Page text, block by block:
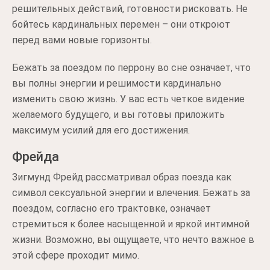
решительных действий, готовности рисковать. Не
бойтесь кардинальных перемен – они откроют
перед вами новые горизонты.
Бежать за поездом по перрону во сне означает, что
вы полны энергии и решимости кардинально
изменить свою жизнь. У вас есть четкое видение
желаемого будущего, и вы готовы приложить
максимум усилий для его достижения.
Фрейда
Зигмунд Фрейд рассматривал образ поезда как
символ сексуальной энергии и влечения. Бежать за
поездом, согласно его трактовке, означает
стремиться к более насыщенной и яркой интимной
жизни. Возможно, вы ощущаете, что нечто важное в
этой сфере проходит мимо.